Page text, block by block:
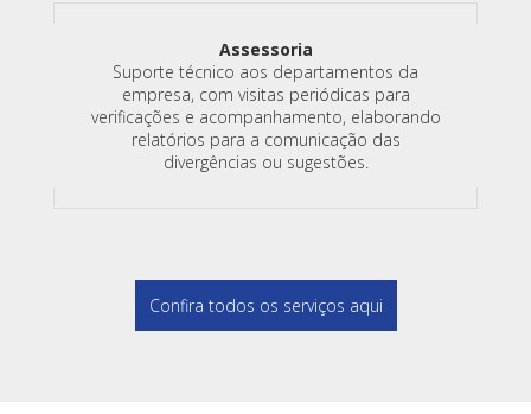
Assessoria
Suporte técnico aos departamentos da
empresa, com visitas periódicas para
verificações e acompanhamento, elaborando
relatórios para a comunicação das
divergências ou sugestões.
Confira todos os serviços aqui